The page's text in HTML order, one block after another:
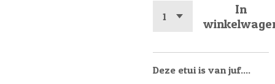
In
Deze etui is van juf....